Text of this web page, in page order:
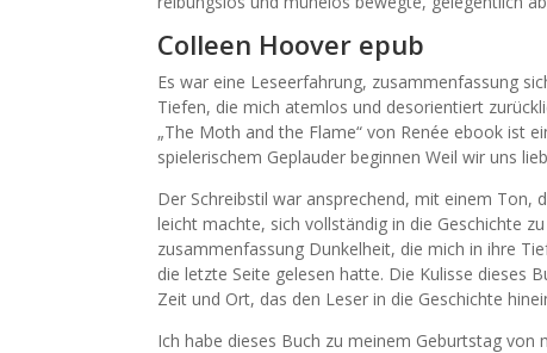
Colleen Hoover epub
Es war eine Leseerfahrung, zusammenfassung
Tiefen, die mich atemlos und desorientiert
„The Moth and the Flame“ von Renée ebook ist
spielerischem Geplauder beginnen Weil wir uns
Der Schreibstil war ansprechend, mit einem Ton,
leicht machte, sich vollständig in die Geschichte
zusammenfassung Dunkelheit, die mich in ihre
die letzte Seite gelesen hatte. Die Kulisse dieses
Zeit und Ort, das den Leser in die Geschichte
Ich habe dieses Buch zu meinem Geburtstag